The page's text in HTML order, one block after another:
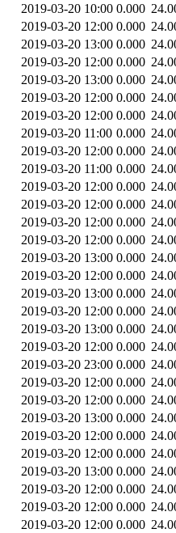
2019-03-20 10:00 0.000
2019-03-20 12:00 0.000
2019-03-20 13:00 0.000
2019-03-20 12:00 0.000
2019-03-20 13:00 0.000
2019-03-20 12:00 0.000
2019-03-20 12:00 0.000
2019-03-20 11:00 0.000
2019-03-20 12:00 0.000
2019-03-20 11:00 0.000
2019-03-20 12:00 0.000
2019-03-20 12:00 0.000
2019-03-20 12:00 0.000
2019-03-20 12:00 0.000
2019-03-20 13:00 0.000
2019-03-20 12:00 0.000
2019-03-20 13:00 0.000
2019-03-20 12:00 0.000
2019-03-20 13:00 0.000
2019-03-20 12:00 0.000
2019-03-20 23:00 0.000
2019-03-20 12:00 0.000
2019-03-20 12:00 0.000
2019-03-20 13:00 0.000
2019-03-20 12:00 0.000
2019-03-20 12:00 0.000
2019-03-20 13:00 0.000
2019-03-20 12:00 0.000
2019-03-20 12:00 0.000
2019-03-20 12:00 0.000